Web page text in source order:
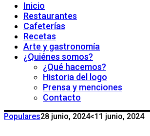
Inicio
Restaurantes
Cafeterías
Recetas
Arte y gastronomía
¿Quiénes somos?
¿Qué hacemos?
Historia del logo
Prensa y menciones
Contacto
Populares28 junio, 2024<11 junio, 2024